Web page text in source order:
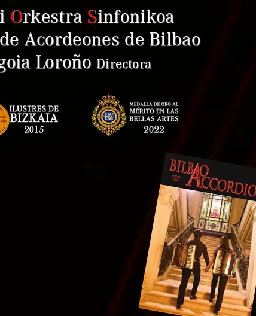
Orkestra Sinfonikoa
Acordeones de Bilbao
Loroño Directora